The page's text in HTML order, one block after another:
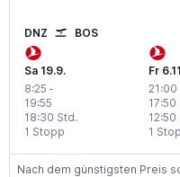
DNZ BOS
Sa 19.9.
8:25 -
19:55
1 Stopp
18:30 Std.
Fr
21:00
17:50
1
12:50
Nach dem günstigsten Preis